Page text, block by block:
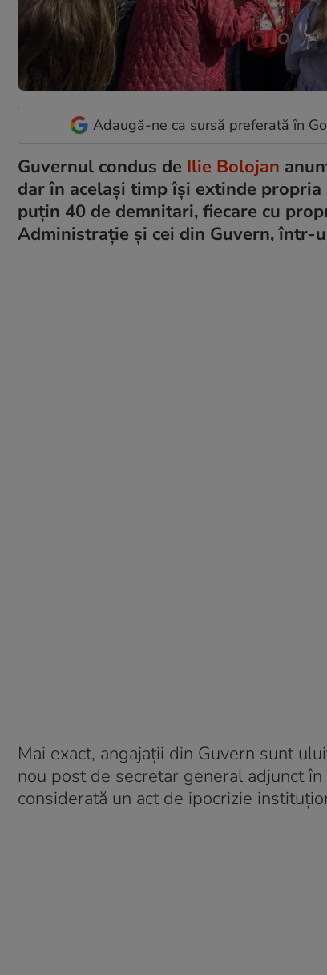
Adaugă-ne ca sursă preferată în
Guvernul condus de Ilie Bolojan
dar în același timp își extinde
puțin 40 de demnitari, fiecare cu
Administrație și cei din Guvern, într-
Mai exact, angajații din Guvern sunt
nou post de secretar general adjunct
considerată un act de ipocrizie